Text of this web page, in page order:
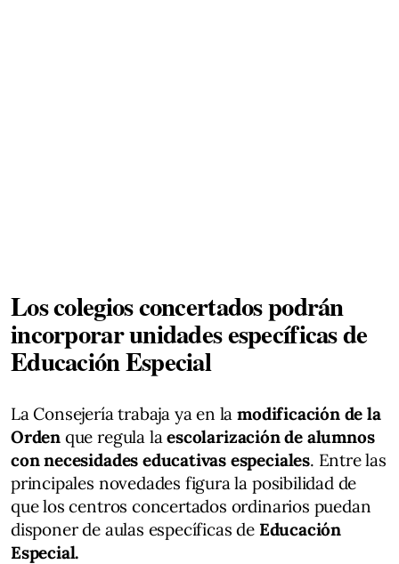
Los colegios concertados podrán
incorporar unidades específicas de
Educación Especial
La Consejería trabaja ya en lamodificación de la
Orden que regula laescolarización de alumnos
con necesidades educativas especiales. Entre las
principales novedades figura la posibilidad de
que los centros concertados ordinarios puedan
disponer de aulas específicas deEducación
Especial.